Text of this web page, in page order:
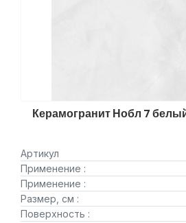
Керамогранит Нобл 7
Артикул
Применение :
Применение :
Размер, см :
Поверхность :